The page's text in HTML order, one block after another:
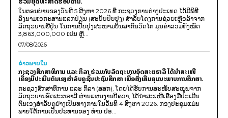
ໃນຕອນບ່າຍຂອງວັນທີ 5 ສິງຫາ 2026 ທີ່ ກະຊວງການຕ່າງປະເທດ ໄດ້ມີພິທີ
ລົງນາມເອກະສານແລກປ່ຽນ (ສະບັບປັບປຸງ) ສໍາລັບໂຄງການຊ່ວຍເຫຼືອລ້າຈາກ
ລັດຖະບານຍີ່ປຸ່ນ ໃນການປັບປຸງສະໜາມບິນສາກົນວັດໄຕ ມູນຄ່າລວມທັງໝົດ
3,863,000,000 ເຢນ ຫຼື...
07/08/2026
ຂ່າວພາຍ​ໃນ
ກະຊວງສຶກສາທິການ ແລະ ກິລາ ຮ່ວມກັບລັດຖະບານອົດສະຕຣາລີ ໄດ້ນຳສະເໜີ
ເຄື່ອງມືປະເມີນຕົນເອງສຳລັບຄູຊັ້ນປະຖົມສຶກສາ ເພື່ອສົ່ງເສີມຄຸນນະພາບການສຶກສາ.
ກະຊວງສຶກສາທິການ ແລະ ກິລາ (ສສກ), ໂດຍໄດ້ຮັບການສະໜັບສະໜູນຈາກ
ລັດຖະບານອົດສະຕຣາລີ ຜ່ານແຜນງານບີຄວາ, ໄດ້ນຳສະເໜີເຄື່ອງມືປະເມີນ
ຕົນເອງສຳລັບຄູຢ່າງເປັນທາງການໃນວັນທີ 4 ສິງຫາ 2026. ກອງປະຊຸມແມ່ນ
ພາຍໃຕ້ການເປັນປະທານຂອງ ທ່ານ ປອ...